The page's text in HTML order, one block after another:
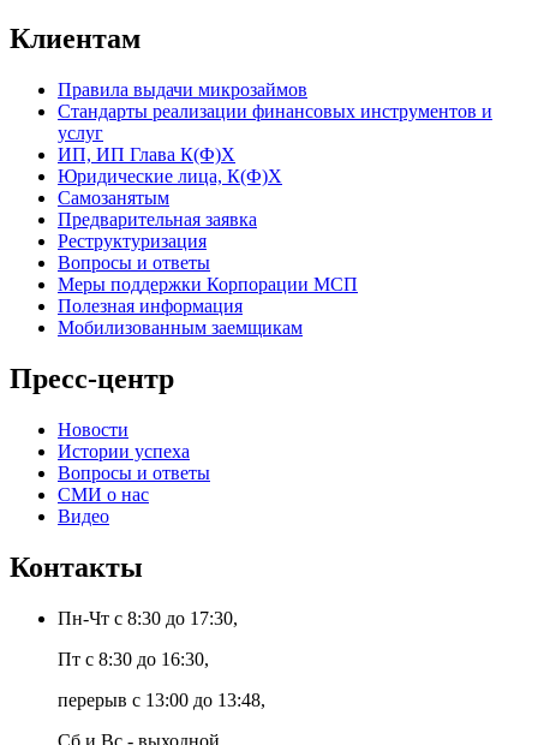
Клиентам
Правила выдачи микрозаймов
Стандарты реализации финансовых инструментов и
услуг
ИП, ИП Глава К(Ф)Х
Юридические лица, К(Ф)Х
Самозанятым
Предварительная заявка
Реструктуризация
Вопросы и ответы
Меры поддержки Корпорации МСП
Полезная информация
Мобилизованным заемщикам
Пресс-центр
Новости
Истории успеха
Вопросы и ответы
СМИ о нас
Видео
Контакты
Пн-Чт с 8:30 до 17:30,
Пт с 8:30 до 16:30,
перерыв с 13:00 до 13:48,
Сб и Вс - выходной